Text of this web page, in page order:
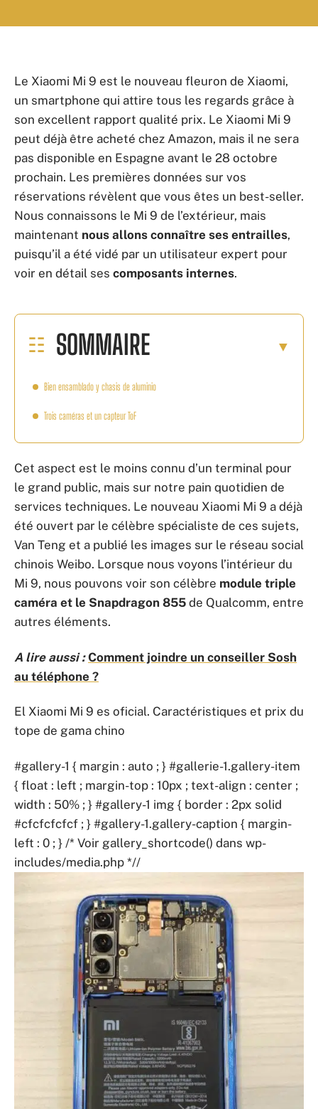
Le Xiaomi Mi 9 est le nouveau fleuron de Xiaomi,
un smartphone qui attire tous les regards grâce à
son excellent rapport qualité prix. Le Xiaomi Mi 9
peut déjà être acheté chez Amazon, mais il ne sera
pas disponible en Espagne avant le 28 octobre
prochain. Les premières données sur vos
réservations révèlent que vous êtes un best-seller.
Nous connaissons le Mi 9 de l’extérieur, mais
maintenant nous allons connaître ses entrailles,
puisqu’il a été vidé par un utilisateur expert pour
voir en détail ses composants internes.
SOMMAIRE
Bien ensamblado y chasis de aluminio
Trois caméras et un capteur ToF
Cet aspect est le moins connu d’un terminal pour
le grand public, mais sur notre pain quotidien de
services techniques. Le nouveau Xiaomi Mi 9 a déjà
été ouvert par le célèbre spécialiste de ces sujets,
Van Teng et a publié les images sur le réseau social
chinois Weibo. Lorsque nous voyons l’intérieur du
Mi 9, nous pouvons voir son célèbre module triple
caméra et le Snapdragon 855 de Qualcomm, entre
autres éléments.
A lire aussi : Comment joindre un conseiller Sosh
au téléphone ?
El Xiaomi Mi 9 es oficial. Caractéristiques et prix du
tope de gama chino
#gallery-1 { margin : auto ; } #gallerie-1.gallery-item
{ float : left ; margin-top : 10px ; text-align : center ;
width : 50% ; } #gallery-1 img { border : 2px solid
#cfcfcfcfcf ; } #gallery-1.gallery-caption { margin-
left : 0 ; } /* Voir gallery_shortcode() dans wp-
includes/media.php *//